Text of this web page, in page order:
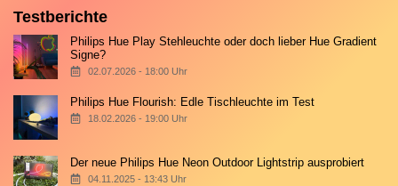
Testberichte
Philips Hue Play Stehleuchte oder doch lieber Hue Gradient
Signe?
02.07.2026 - 18:00 Uhr
Philips Hue Flourish: Edle Tischleuchte im Test
18.02.2026 - 19:00 Uhr
Der neue Philips Hue Neon Outdoor Lightstrip ausprobiert
04.11.2025 - 13:43 Uhr